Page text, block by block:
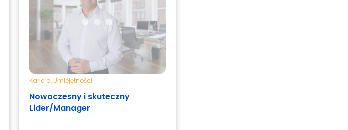
Kariera,Umiejętności
Nowoczesny i skuteczny
Lider/Manager